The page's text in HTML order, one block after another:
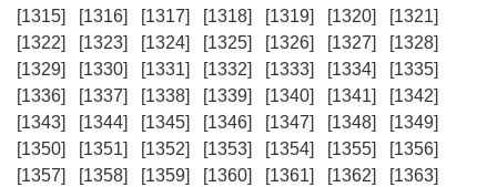
[1315]
[1316] [1317] [1318] [1319] [1320]
[1321]
[1322]
[1323] [1324] [1325] [1326] [1327]
[1328]
[1329]
[1330] [1331] [1332] [1333] [1334]
[1335]
[1336]
[1337] [1338] [1339] [1340] [1341]
[1342]
[1343]
[1344] [1345] [1346] [1347] [1348]
[1349]
[1350]
[1351] [1352] [1353] [1354] [1355]
[1356]
[1357]
[1358] [1359] [1360] [1361] [1362]
[1363]